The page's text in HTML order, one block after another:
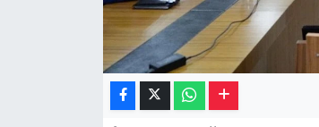
Teknoloji